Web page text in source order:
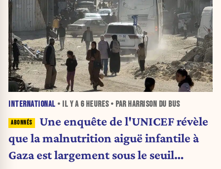
INTERNATIONAL • IL Y A 6 HEURES• PAR HARRISON DU BUS
Une enquête de l'UNICEF révèle
que la malnutrition aiguë infantile à
Gaza est largement sous le seuil